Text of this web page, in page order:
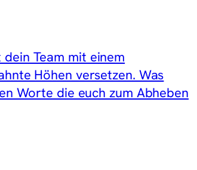
Team mit einem
Höhen versetzen. Was
Worte die euch zum Abheben